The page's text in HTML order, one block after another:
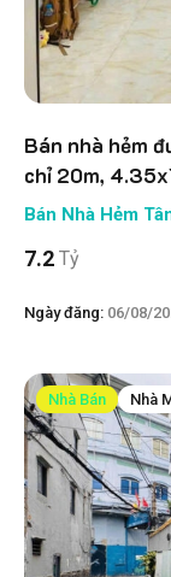
Bán nhà hẻm
chỉ 20m,
Bán Nhà Hẻm
7.2 Tỷ
Ngày đăng: 06/08/
Nhà Bán Nhà